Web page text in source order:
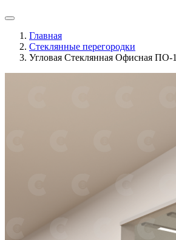
Главная
Стеклянные перегородки
Угловая Стеклянная Офисная ПО-1